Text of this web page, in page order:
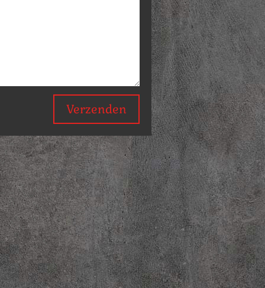
Verzenden